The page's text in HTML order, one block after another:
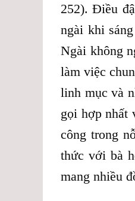
252). Điều
ngài khi
Ngài không
làm việc
linh mục và
gọi hợp nhất
công trong
thức với bà
mang nhiều